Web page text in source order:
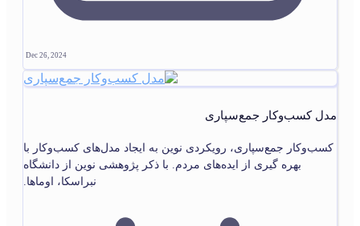
Dec 26, 2024
مدل کسب‌وکار جمع‌سپاری
کسب‌وکار جمع‌سپاری، رویکردی نوین به ایجاد مدل‌های کسب‌وکار با
بهره گیری از ایده‌های مردم. با ذکر پژوهشی نوین از دانشگاه
نبراسکا، اوماها.